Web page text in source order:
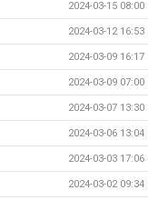
2024-03-15 08:00
2024-03-12 16:53
2024-03-09 16:17
2024-03-09 07:00
2024-03-07 13:30
2024-03-06 13:04
2024-03-03 17:06
2024-03-02 09:34